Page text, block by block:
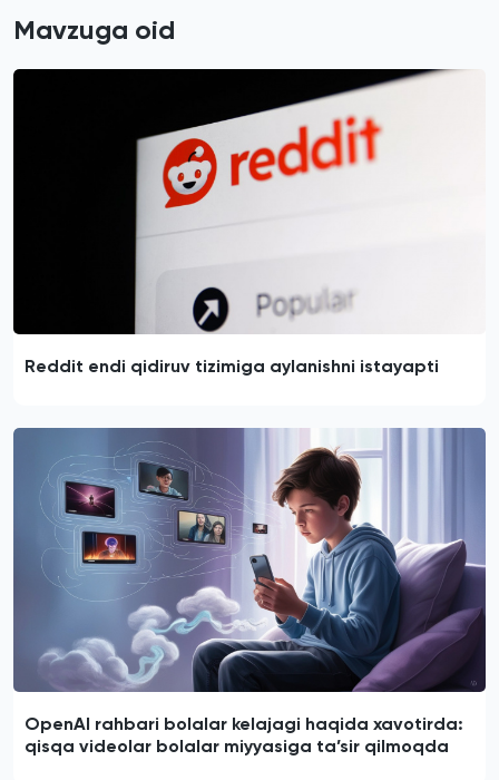
Mavzuga oid
Reddit endi qidiruv tizimiga aylanishni istayapti
OpenAI rahbari bolalar kelajagi haqida xavotirda:
qisqa videolar bolalar miyyasiga ta’sir qilmoqda